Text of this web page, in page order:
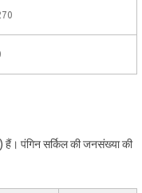
पंगिन सर्किल की जनसंख्या की